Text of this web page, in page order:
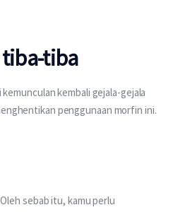
tiba
kembali gejala-gejala
penggunaan morfin ini.
sebab itu, kamu perlu